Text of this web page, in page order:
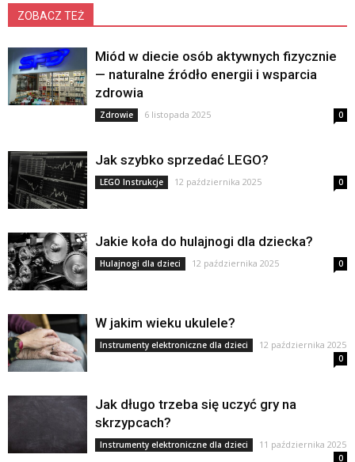
ZOBACZ TEŻ
Miód w diecie osób aktywnych fizycznie
— naturalne źródło energii i wsparcia
zdrowia
Zdrowie 6 listopada 2025 0
Jak szybko sprzedać LEGO?
LEGO Instrukcje 12 października 2025 0
Jakie koła do hulajnogi dla dziecka?
Hulajnogi dla dzieci 12 października 2025 0
W jakim wieku ukulele?
Instrumenty elektroniczne dla dzieci 12 października 2025
0
Jak długo trzeba się uczyć gry na
skrzypcach?
Instrumenty elektroniczne dla dzieci 11 października 2025
0